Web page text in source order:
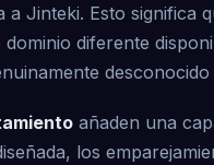
a Jinteki. Esto significa
diferente
añaden una
los